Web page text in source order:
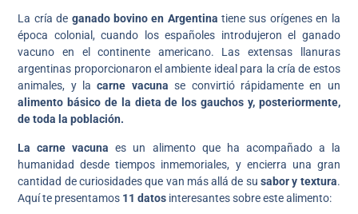
La cría de ganado bovino en Argentina tiene sus orígenes en la
época colonial, cuando los españoles introdujeron el ganado
vacuno en el continente americano. Las extensas llanuras
argentinas proporcionaron el ambiente ideal para la cría de estos
animales, y lacarne vacuna se convirtió rápidamente en un
alimento básico de la dieta de los gauchos y, posteriormente,
de toda la población.
La carne vacuna es un alimento que ha acompañado a la
humanidad desde tiempos inmemoriales, y encierra una gran
cantidad de curiosidades que van más allá de susabor y textura.
Aquí te presentamos 11 datos interesantes sobre este alimento: